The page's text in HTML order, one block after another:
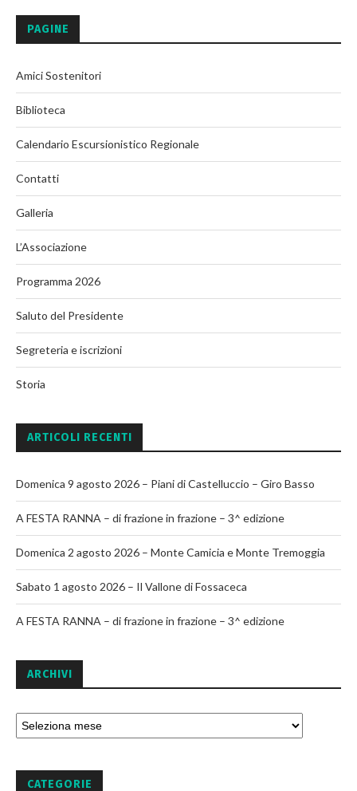
PAGINE
Amici Sostenitori
Biblioteca
Calendario Escursionistico Regionale
Contatti
Galleria
L’Associazione
Programma 2026
Saluto del Presidente
Segreteria e iscrizioni
Storia
ARTICOLI RECENTI
Domenica 9 agosto 2026 – Piani di Castelluccio – Giro Basso
A FESTA RANNA – di frazione in frazione – 3^ edizione
Domenica 2 agosto 2026 – Monte Camicia e Monte Tremoggia
Sabato 1 agosto 2026 – Il Vallone di Fossaceca
A FESTA RANNA – di frazione in frazione – 3^ edizione
ARCHIVI
CATEGORIE